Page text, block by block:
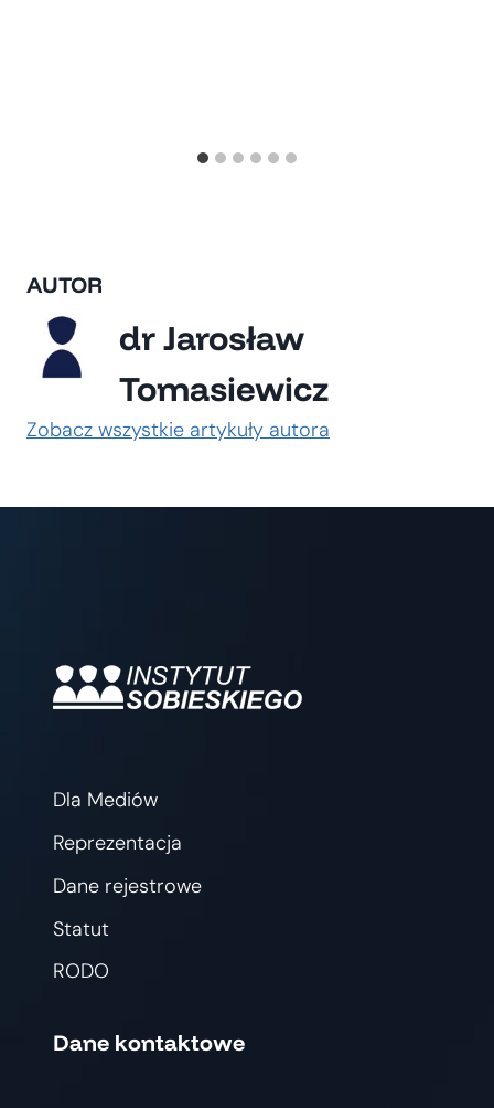
AUTOR
dr Jarosław
Tomasiewicz
Zobacz wszystkie artykuły autora
Dla Mediów
Reprezentacja
Dane rejestrowe
Statut
RODO
Dane kontaktowe